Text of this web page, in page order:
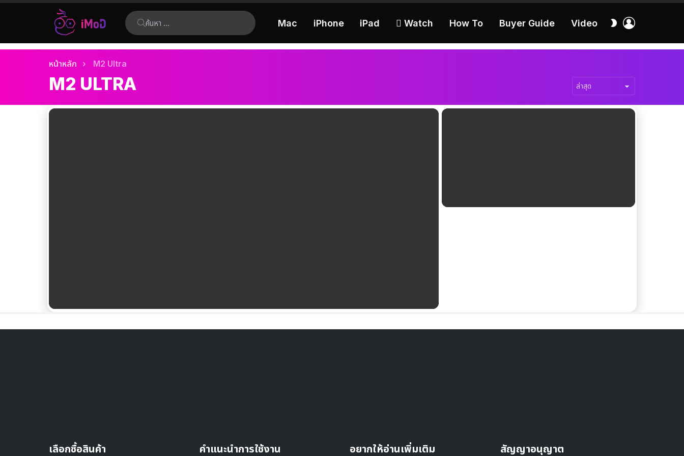
ค้นหา:
Mac iPhone iPad  Watch How To Buyer Guide Video
สลับ
เรื่อง
ล่าสุด
คุณอยู่ที่นี่:
หน้าหลัก M2 Ultra
M2 ULTRA
เรื่อง
เลือกซื้อสินค้า คำแนะนำการใช้งาน อยากให้อ่านเพิ่มเติม สัญญาอนุญาต